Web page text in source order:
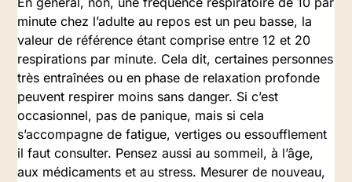
minute chez l’adulte au repos est un peu basse, la
valeur de référence étant comprise entre 12 et 20
respirations par minute. Cela dit, certaines personnes
très entraînées ou en phase de relaxation profonde
peuvent respirer moins sans danger. Si c’est
occasionnel, pas de panique, mais si cela
s’accompagne de fatigue, vertiges ou essoufflement
il faut consulter. Pensez aussi au sommeil, à l’âge,
aux médicaments et au stress. Mesurer de nouveau,